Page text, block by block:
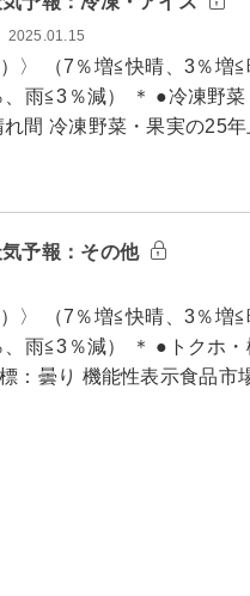
2025.01.15
〉 （7％増≦快晴、3％増
、雨≦3％減） ＊ ●冷凍野
間 冷凍野菜・果実の25
予報：その他
〉 （7％増≦快晴、3％増
、雨≦3％減） ＊ ●トクホ
：曇り 機能性表示食品市